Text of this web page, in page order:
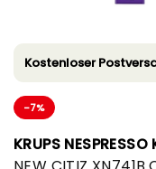
Kostenloser
-7%
KRUPS